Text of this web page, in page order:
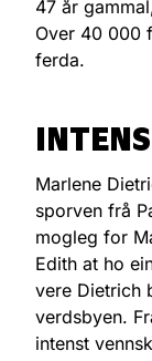
47 år
Over 40 000
ferda.
Marlene
sporven frå
mogleg for
Edith at ho
vere Dietrich
verdsbyen.
intenst